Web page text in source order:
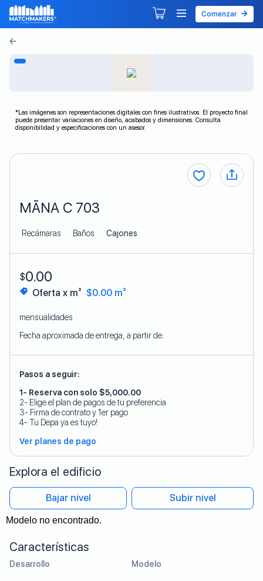
Comenzar
*Las imágenes son representaciones digitales con fines ilustrativos. El proyecto final
puede presentar variaciones en diseño, acabados y dimensiones. Consulta
disponibilidad y especificaciones con un asesor.
MĀNA C 703
Recámaras Baños Cajones
$0.00
Oferta x m² $0.00 m²
mensualidades
Fecha aproximada de entrega, a partir de:
Pasos a seguir:
1- Reserva con solo $5,000.00
2- Elige el plan de pagos de tu preferencia
3- Firma de contrato y 1er pago
4- Tu Depa ya es tuyo!
Ver planes de pago
Características
Desarrollo Modelo
Explora el edificio
Bajar nivel Subir nivel
Modelo no encontrado.